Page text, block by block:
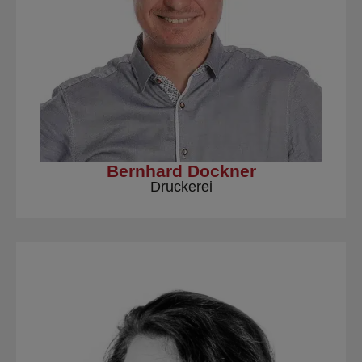
Bernhard Dockner
Druckerei